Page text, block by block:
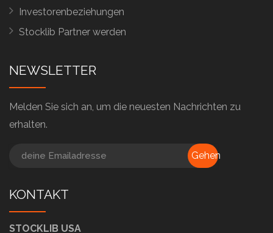
Investorenbeziehungen
Stocklib Partner werden
NEWSLETTER
Melden Sie sich an, um die neuesten Nachrichten zu
erhalten.
Gehen
KONTAKT
STOCKLIB USA